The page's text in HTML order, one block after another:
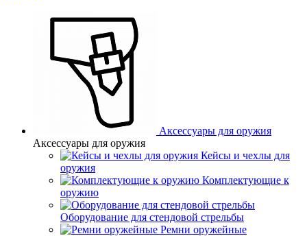
Аксессуары для оружия
Аксессуары для оружия
Кейсы и чехлы для
оружия
Комплектующие к
оружию
Оборудование для стендовой стрельбы
Ремни оружейные